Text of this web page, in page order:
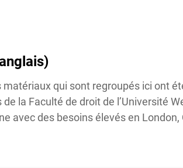
qui sont regroupés ici ont
la Faculté de droit de l’Université
avec des besoins élevés en London,